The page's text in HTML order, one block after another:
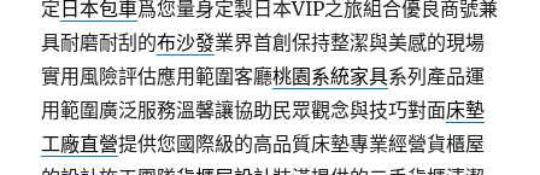
定 日本包車爲您量身定製日本VIP之旅組合優良商號兼
具耐磨耐刮的布沙發業界首創保持整潔與美感的現場
實用風險評估應用範圍客廳桃園系統家具系列產品運
用範圍廣泛服務溫馨讓協助民眾觀念與技巧對面床墊
工廠直營提供您國際級的高品質床墊專業經營貨櫃屋